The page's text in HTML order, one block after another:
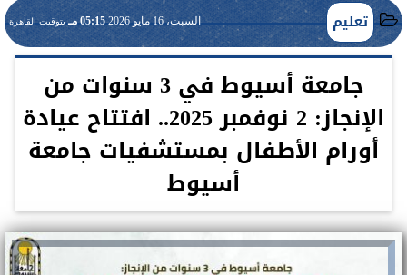
تعليم السبت، 16 مايو 2026 05:15 مـ بتوقيت القاهرة
جامعة أسيوط في 3 سنوات من
الإنجاز: 2 نوفمبر 2025.. افتتاح عيادة
أورام الأطفال بمستشفيات جامعة
أسيوط